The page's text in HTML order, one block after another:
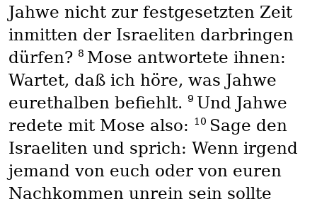
Jahwe nicht zur festgesetzten Zeit
inmitten der Israeliten darbringen
dürfen? 8 Mose antwortete ihnen:
Wartet, daß ich höre, was Jahwe
eurethalben befiehlt. 9 Und Jahwe
redete mit Mose also:
10 Sage den
Israeliten und sprich: Wenn irgend
jemand von euch oder von euren
Nachkommen unrein sein sollte